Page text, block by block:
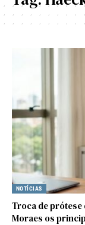
NOTÍCIAS
Troca de prótese
Moraes os